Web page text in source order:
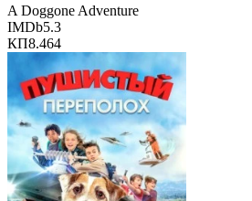
A Doggone Adventure
IMDb5.3
КП8.464